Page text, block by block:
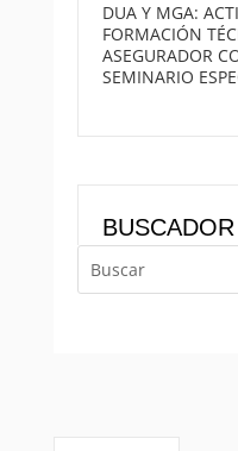
DUA Y MGA:
FORMACIÓN
ASEGURADOR
SEMINARIO
BUSCADOR